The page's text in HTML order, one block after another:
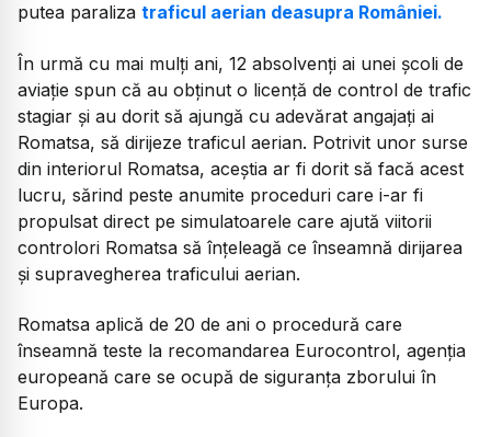
putea paraliza traficul aerian deasupra României.
În urmă cu mai mulți ani, 12 absolvenți ai unei școli de
aviație spun că au obținut o licență de control de trafic
stagiar și au dorit să ajungă cu adevărat angajați ai
Romatsa, să dirijeze traficul aerian. Potrivit unor surse
din interiorul Romatsa, aceștia ar fi dorit să facă acest
lucru, sărind peste anumite proceduri care i-ar fi
propulsat direct pe simulatoarele care ajută viitorii
controlori Romatsa să înțeleagă ce înseamnă dirijarea
și supravegherea traficului aerian.
Romatsa aplică de 20 de ani o procedură care
înseamnă teste la recomandarea Eurocontrol, agenția
europeană care se ocupă de siguranța zborului în
Europa.